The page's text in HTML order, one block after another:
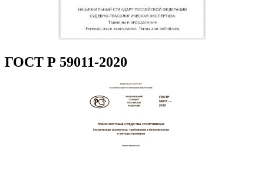
ГОСТ Р 59011-2020